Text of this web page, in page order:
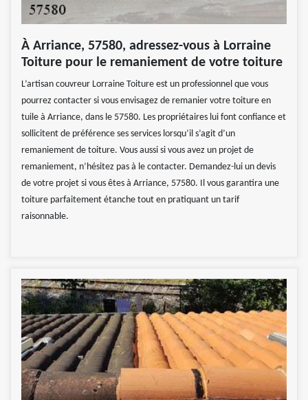
À Arriance, 57580, adressez-vous à Lorraine
Toiture pour le remaniement de votre toiture
L’artisan couvreur Lorraine Toiture est un professionnel que vous
pourrez contacter si vous envisagez de remanier votre toiture en
tuile à Arriance, dans le 57580. Les propriétaires lui font confiance et
sollicitent de préférence ses services lorsqu’il s’agit d’un
remaniement de toiture. Vous aussi si vous avez un projet de
remaniement, n’hésitez pas à le contacter. Demandez-lui un devis
de votre projet si vous êtes à Arriance, 57580. Il vous garantira une
toiture parfaitement étanche tout en pratiquant un tarif
raisonnable.